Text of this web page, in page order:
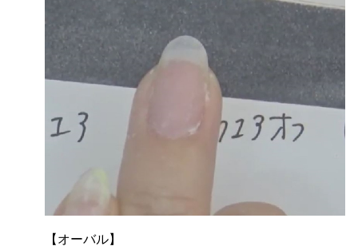
【オーバル】